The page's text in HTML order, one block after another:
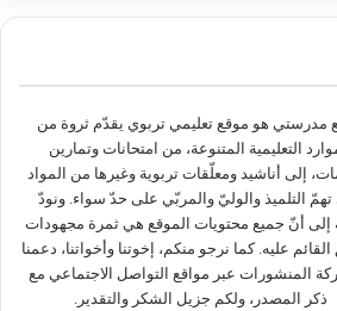
ن
مدرستي هو موقع تعليمي تربوي يقدّم ثروة من
التعليمية المتنوعة، من امتحانات وتمارين
إلى أناشيد ومعلّقات تربوية وغيرها من المواد
تهمّ التلميذ والوليّ والمربّي على حدّ سواء. ونودّ
إلى أنّ جميع محتويات الموقع هي ثمرة مجهودات
عليه. كما نرجو منكم، إخوتنا وأخواتنا، دعمنا
المنشورات عبر مواقع التواصل الاجتماعي مع
ذكر المصدر، ولكم جزيل الشكر والتقدير.